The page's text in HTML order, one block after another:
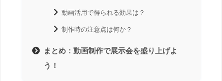
動画活用で得られる効果は？
制作時の注意点は何か？
まとめ：動画制作で展示会を盛り上げよ
う！